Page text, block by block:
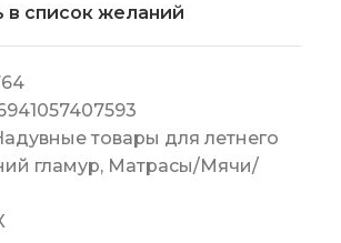
в список желаний
товары для летнего
гламур, Матрасы/Мячи/